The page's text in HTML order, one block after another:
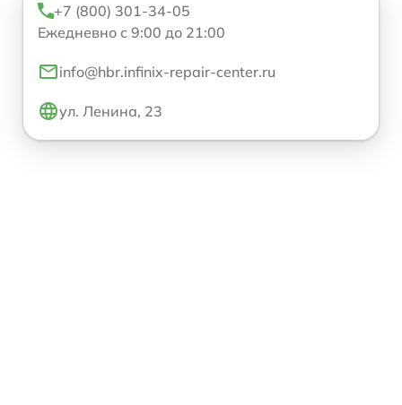
+7 (800) 301-34-05
Ежедневно с 9:00 до 21:00
info@hbr.infinix-repair-center.ru
ул. Ленина, 23